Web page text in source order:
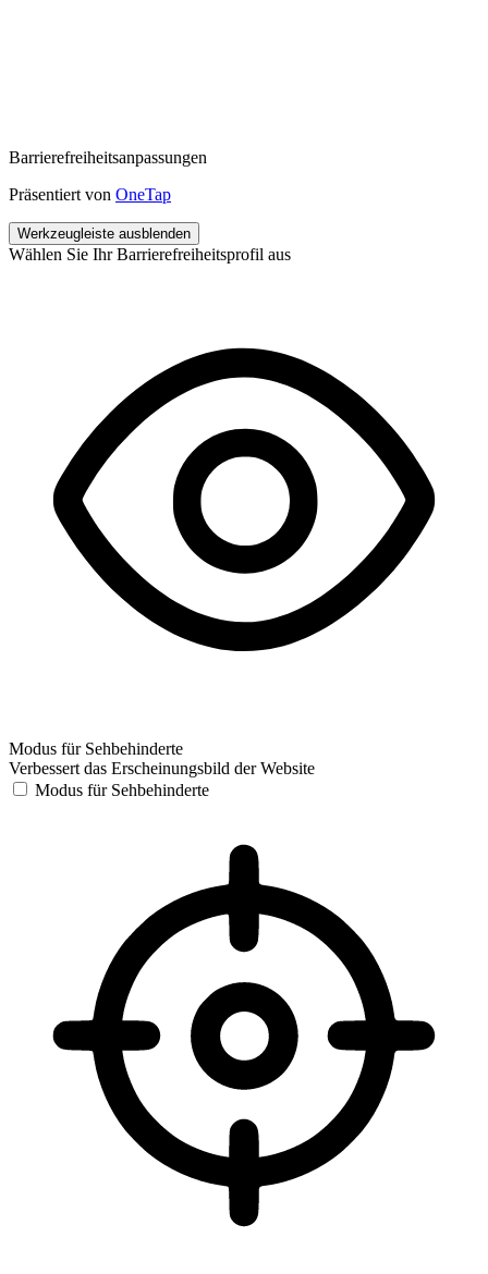
Barrierefreiheitsanpassungen
Präsentiert von OneTap
Werkzeugleiste ausblenden
Wählen Sie Ihr Barrierefreiheitsprofil aus
Modus für Sehbehinderte
Verbessert das Erscheinungsbild der Website
Modus für Sehbehinderte